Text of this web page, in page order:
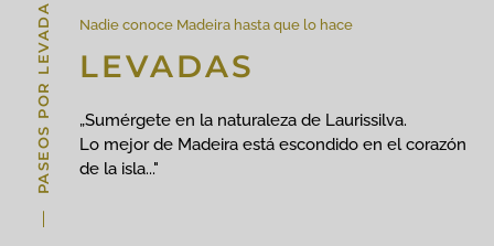
Nadie conoce Madeira hasta que lo hace
LEVADAS
„Sumérgete en la naturaleza de Laurissilva.
Lo mejor de Madeira está escondido en el corazón
de la isla..."
PASEOS POR LEVADA